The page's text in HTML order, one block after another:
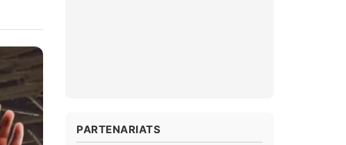
PARTENARIATS